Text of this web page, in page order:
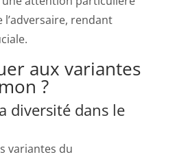
rendant
aux variantes
?
diversité dans le
variantes du